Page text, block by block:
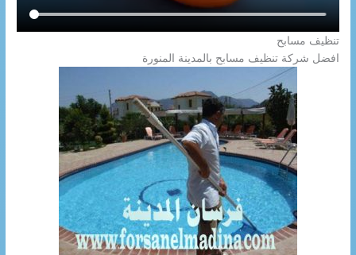
تنظيف مسابح
افضل شركة تنظيف مسابح بالمدينة المنورة